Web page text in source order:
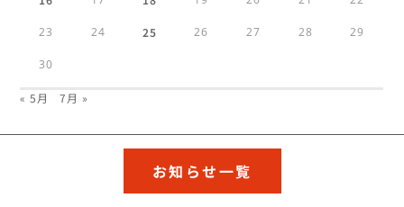
23 24 25 26 27 28 29
30
« 5月 7月 »
お知らせ一覧